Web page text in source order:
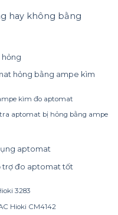
hay không bằng
hỏng bằng ampe kìm
kìm đo aptomat
aptomat bị hỏng bằng ampe
aptomat
trợ đo aptomat tốt
3283
Hioki CM4142